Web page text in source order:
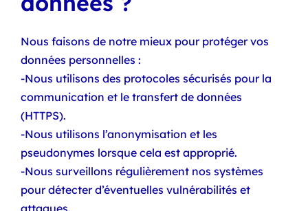
Nous faisons de notre mieux pour protéger vos
données personnelles :
-Nous utilisons des protocoles sécurisés pour la
communication et le transfert de données
(HTTPS).
-Nous utilisons l’anonymisation et les
pseudonymes lorsque cela est approprié.
-Nous surveillons régulièrement nos systèmes
pour détecter d’éventuelles vulnérabilités et
attaques.